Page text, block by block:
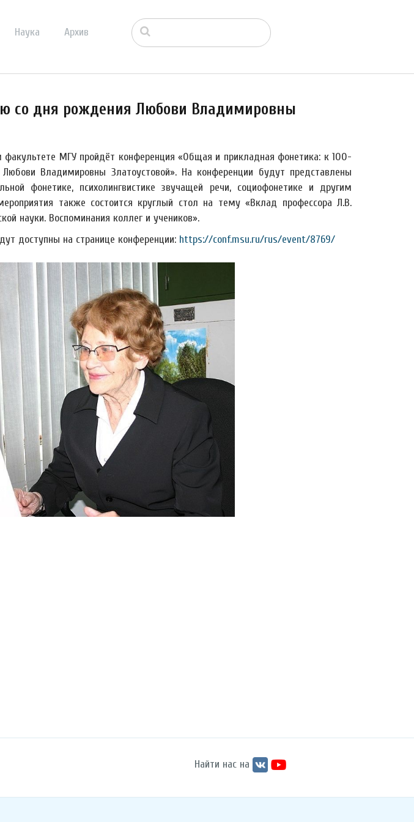
Наука Архив
со дня рождения Любови Владимировны
факультете МГУ пройдёт конференция «Общая и прикладная фонетика: к 100-
Владимировны Златоустовой». На конференции будут представлены
фонетике, психолингвистике звучащей речи, социофонетике и другим
также состоится круглый стол на тему «Вклад профессора Л.В.
науки. Воспоминания коллег и учеников».
доступны на странице конференции: https://conf.msu.ru/rus/event/8769/
Найти нас на